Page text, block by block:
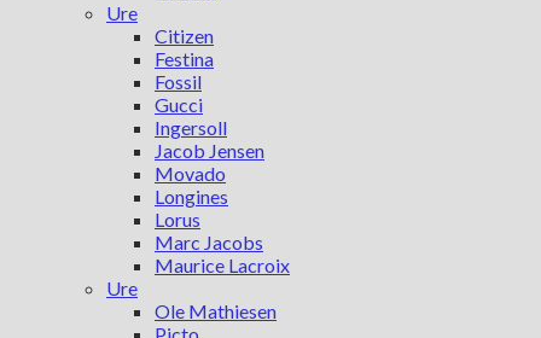
Ure
Citizen
Festina
Fossil
Gucci
Ingersoll
Jacob Jensen
Movado
Longines
Lorus
Marc Jacobs
Maurice Lacroix
Ure
Ole Mathiesen